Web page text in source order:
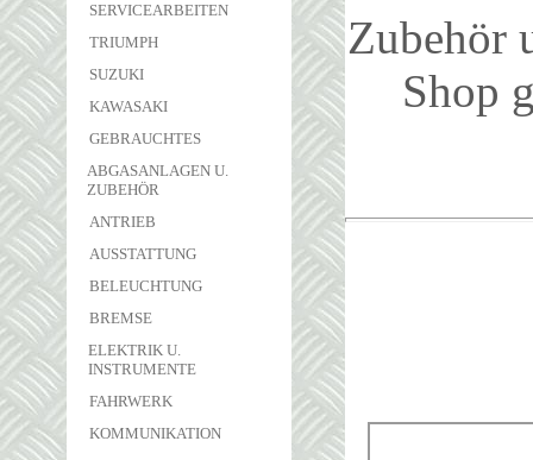
SERVICEARBEITEN
TRIUMPH
SUZUKI
KAWASAKI
GEBRAUCHTES
ABGASANLAGEN U.
ZUBEHÖR
ANTRIEB
AUSSTATTUNG
BELEUCHTUNG
BREMSE
ELEKTRIK U.
INSTRUMENTE
FAHRWERK
KOMMUNIKATION
Zubehör
Shop